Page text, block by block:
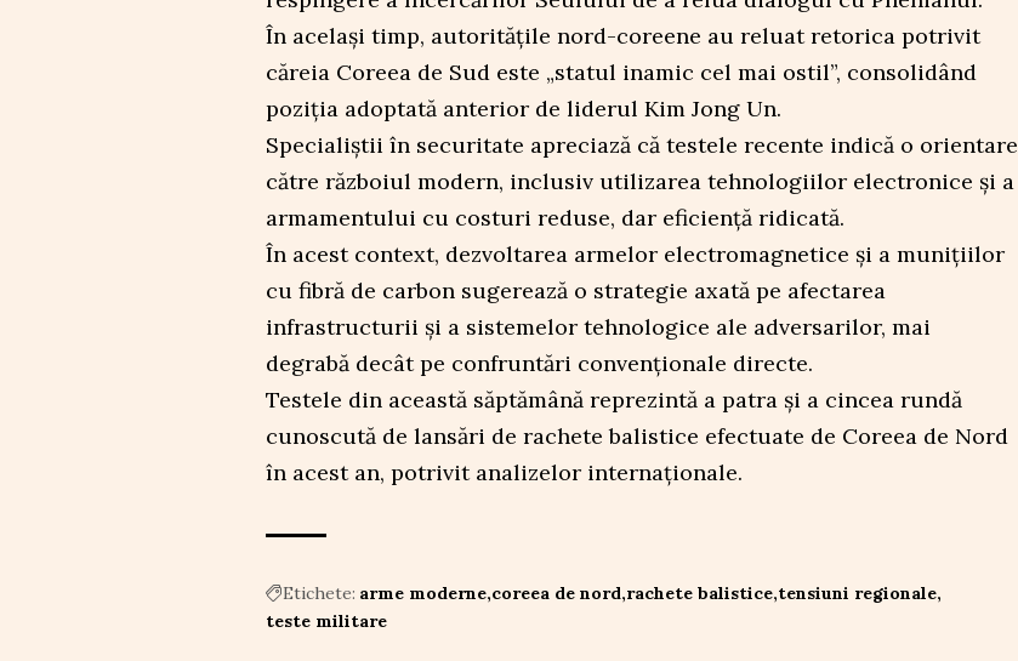
În același timp, autoritățile nord-coreene au reluat retorica potrivit
căreia Coreea de Sud este „statul inamic cel mai ostil”, consolidând
poziția adoptată anterior de liderul Kim Jong Un.
Specialiștii în securitate apreciază că testele recente indică o orientare
către războiul modern, inclusiv utilizarea tehnologiilor electronice și a
armamentului cu costuri reduse, dar eficiență ridicată.
În acest context, dezvoltarea armelor electromagnetice și a munițiilor
cu fibră de carbon sugerează o strategie axată pe afectarea
infrastructurii și a sistemelor tehnologice ale adversarilor, mai
degrabă decât pe confruntări convenționale directe.
Testele din această săptămână reprezintă a patra și a cincea rundă
cunoscută de lansări de rachete balistice efectuate de Coreea de Nord
în acest an, potrivit analizelor internaționale.
Etichete: arme moderne coreea de nord rachete balistice tensiuni regionale
teste militare